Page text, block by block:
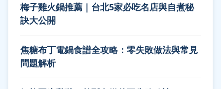
梅子雞火鍋推薦｜台北5家必吃名店與自煮秘
訣大公開
焦糖布丁電鍋食譜全攻略：零失敗做法與常見
問題解析